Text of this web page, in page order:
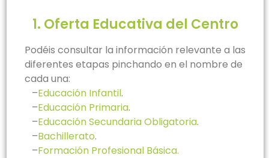
1. Oferta Educativa del Centro
Podéis consultar la información relevante a las
diferentes etapas pinchando en el nombre de
cada una:
–Educación Infantil.
–Educación Primaria.
–Educación Secundaria Obligatoria.
–Bachillerato.
–Formación Profesional Básica.